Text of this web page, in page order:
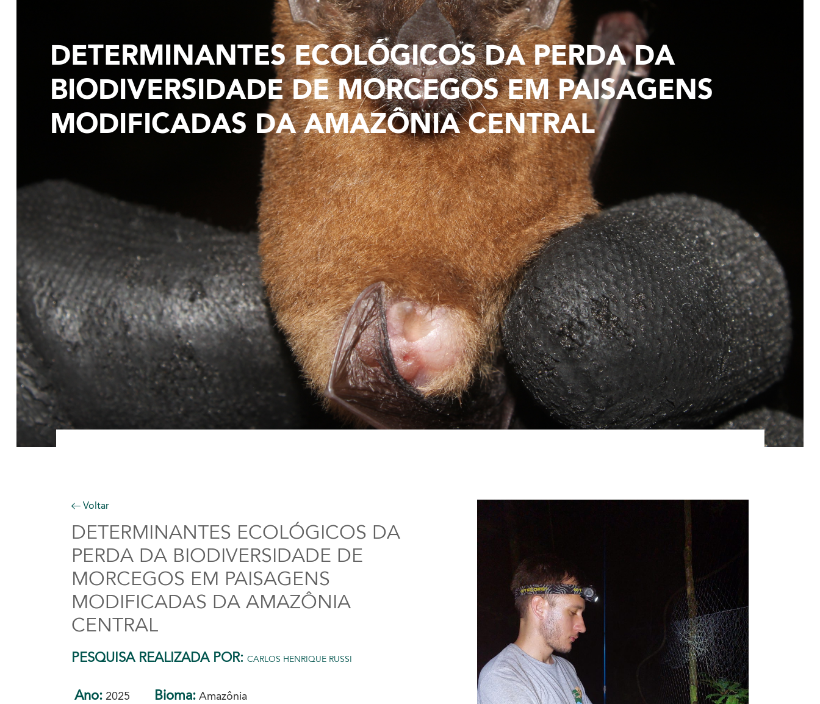
DETERMINANTES ECOLÓGICOS DA PERDA DA
BIODIVERSIDADE DE MORCEGOS EM PAISAGENS
MODIFICADAS DA AMAZÔNIA CENTRAL
Voltar
DETERMINANTES ECOLÓGICOS DA
PERDA DA BIODIVERSIDADE DE
MORCEGOS EM PAISAGENS
MODIFICADAS DA AMAZÔNIA
CENTRAL
PESQUISA REALIZADA POR: CARLOS HENRIQUE RUSSI
Ano: 2025 Bioma: Amazônia